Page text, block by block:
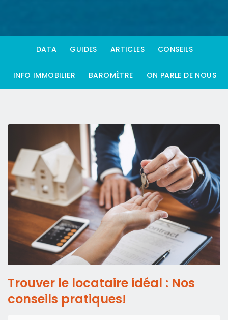
DATA GUIDES ARTICLES CONSEILS
INFO IMMOBILIER BAROMÈTRE ON PARLE DE NOUS
Trouver le locataire idéal : Nos
conseils pratiques!